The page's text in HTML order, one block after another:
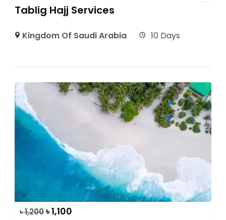
Tablig Hajj Services
Kingdom Of Saudi Arabia 10 Days
৳1,200৳1,100